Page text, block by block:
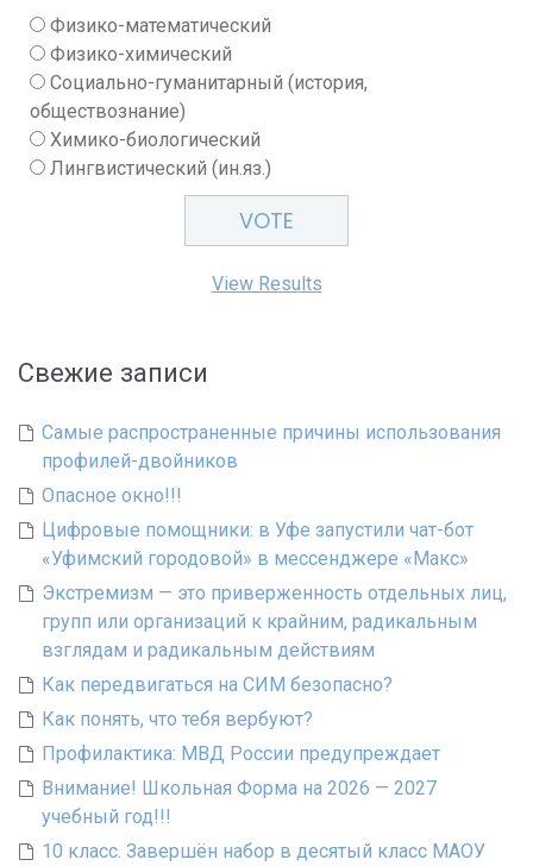
Физико-математический
Физико-химический
Социально-гуманитарный (история,
обществознание)
Химико-биологический
Лингвистический (ин.яз.)
View Results
Свежие записи
Самые распространенные причины использования
профилей-двойников
Опасное окно!!!
Цифровые помощники: в Уфе запустили чат-бот
«Уфимский городовой» в мессенджере «Макс»
Экстремизм — это приверженность отдельных лиц,
групп или организаций к крайним, радикальным
взглядам и радикальным действиям
Как передвигаться на СИМ безопасно?
Как понять, что тебя вербуют?
Профилактика: МВД России предупреждает
Внимание! Школьная Форма на 2026 — 2027
учебный год!!!
10 класс. Завершён набор в десятый класс МАОУ